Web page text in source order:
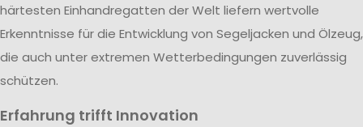
härtesten Einhandregatten der Welt liefern wertvolle
Erkenntnisse für die Entwicklung von Segeljacken und Ölzeug,
die auch unter extremen Wetterbedingungen zuverlässig
schützen.
Erfahrung trifft Innovation